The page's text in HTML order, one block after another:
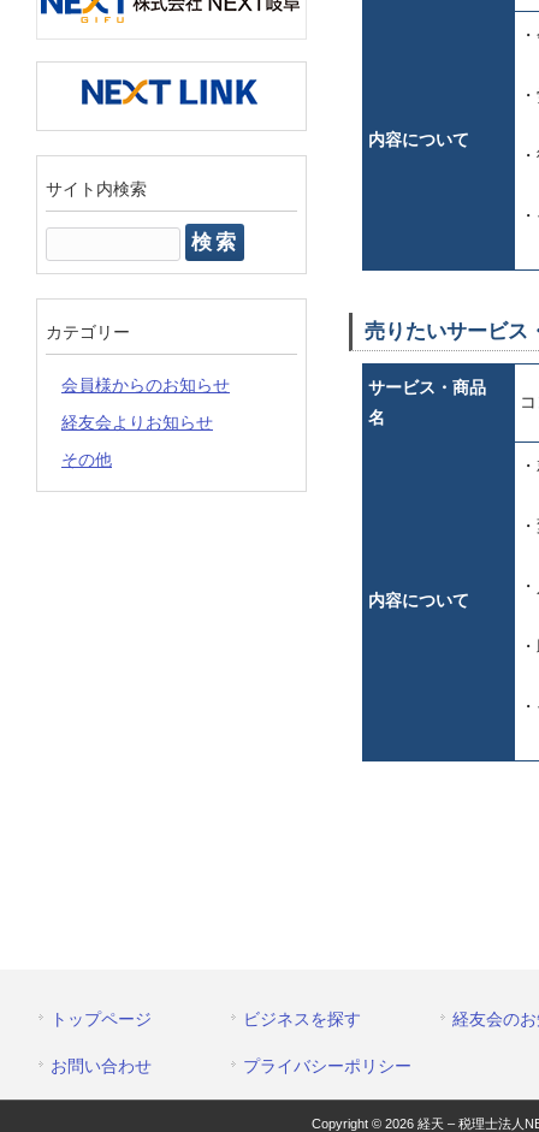
内容について
売りたいサービ
サービス・商品
名
内容について
サイト内検索
索:
カテゴリー
会員様からのお知らせ
経友会よりお知らせ
その他
トップページ ビジネスを探す 経友会の
お問い合わせ プライバシーポリシー
Copyright © 2026 経天 – 税理士法人